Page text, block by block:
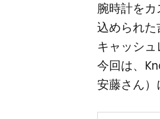
腕時計を​
込められた​
キャッシ
今回は、​
安藤さん）